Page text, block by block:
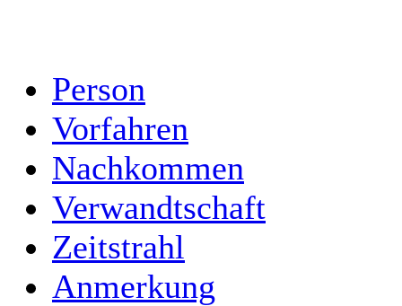
Person
Vorfahren
Nachkommen
Verwandtschaft
Zeitstrahl
Anmerkung